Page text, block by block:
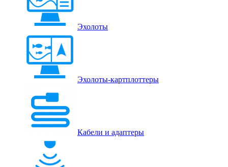
Эхолоты
Эхолоты-картплоттеры
Кабели и адаптеры